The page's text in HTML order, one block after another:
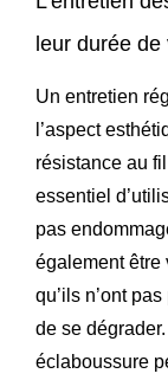
leur durée de
Un entretien
l’aspect
résistance au
essentiel
pas
également être
qu’ils n’ont
de se
éclaboussure